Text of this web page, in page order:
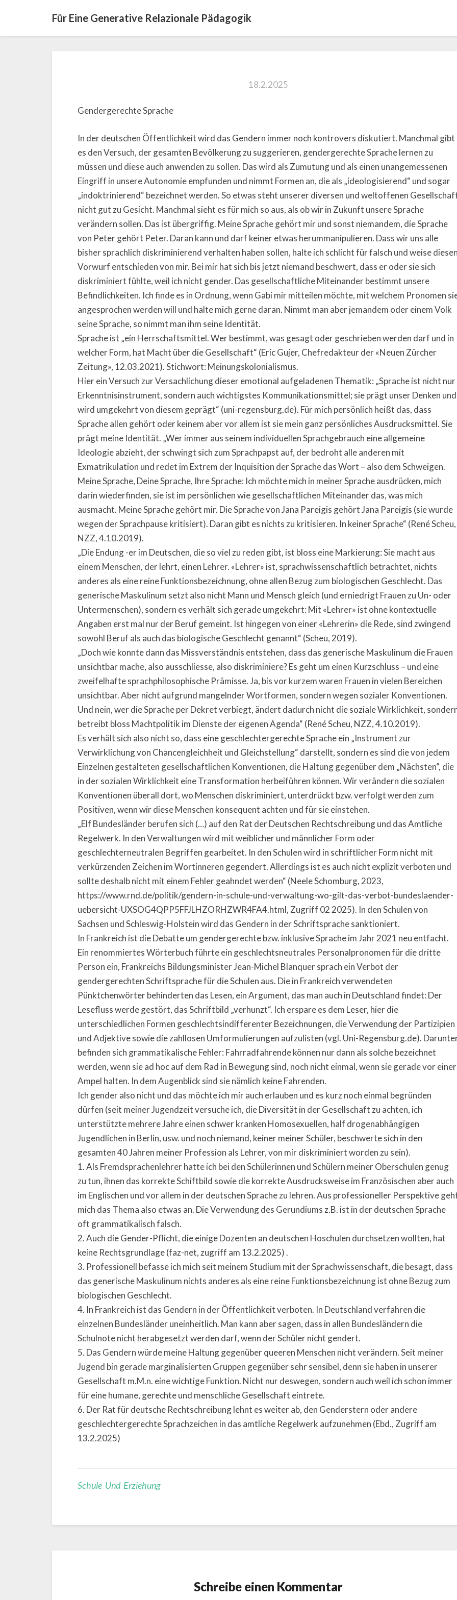
Für Eine Generative Relazionale Pädagogik
18.2.2025
Gendergerechte Sprache
In der deutschen Öffentlichkeit wird das Gendern immer noch kontrovers diskutiert. Manchmal gibt
es den Versuch, der gesamten Bevölkerung zu suggerieren, gendergerechte Sprache lernen zu
müssen und diese auch anwenden zu sollen. Das wird als Zumutung und als einen unangemessenen
Eingriff in unsere Autonomie empfunden und nimmt Formen an, die als „ideologisierend“ und sogar
„indoktrinierend“ bezeichnet werden. So etwas steht unserer diversen und weltoffenen
nicht gut zu Gesicht. Manchmal sieht es für mich so aus, als ob wir in Zukunft unsere Sprache
verändern sollen. Das ist übergriffig. Meine Sprache gehört mir und sonst niemandem, die Sprache
von Peter gehört Peter. Daran kann und darf keiner etwas herummanipulieren. Dass wir uns alle
bisher sprachlich diskriminierend verhalten haben sollen, halte ich schlicht für falsch und weise
Vorwurf entschieden von mir. Bei mir hat sich bis jetzt niemand beschwert, dass er oder sie sich
diskriminiert fühlte, weil ich nicht gender. Das gesellschaftliche Miteinander bestimmt unsere
Befindlichkeiten. Ich finde es in Ordnung, wenn Gabi mir mitteilen möchte, mit welchem Pronomen
angesprochen werden will und halte mich gerne daran. Nimmt man aber jemandem oder einem Volk
seine Sprache, so nimmt man ihm seine Identität.
Sprache ist „ein Herrschaftsmittel. Wer bestimmt, was gesagt oder geschrieben werden darf und in
welcher Form, hat Macht über die Gesellschaft“ (Eric Gujer, Chefredakteur der «Neuen Zürcher
Zeitung», 12.03.2021). Stichwort: Meinungskolonialismus.
Hier ein Versuch zur Versachlichung dieser emotional aufgeladenen Thematik: „Sprache ist nicht nur
Erkenntnisinstrument, sondern auch wichtigstes Kommunikationsmittel; sie prägt unser Denken und
wird umgekehrt von diesem geprägt“ (uni-regensburg.de). Für mich persönlich heißt das, dass
Sprache allen gehört oder keinem aber vor allem ist sie mein ganz persönliches Ausdrucksmittel. Sie
prägt meine Identität. „Wer immer aus seinem individuellen Sprachgebrauch eine allgemeine
Ideologie abzieht, der schwingt sich zum Sprachpapst auf, der bedroht alle anderen mit
Exmatrikulation und redet im Extrem der Inquisition der Sprache das Wort – also dem Schweigen.
Meine Sprache, Deine Sprache, Ihre Sprache: Ich möchte mich in meiner Sprache ausdrücken, mich
darin wiederfinden, sie ist im persönlichen wie gesellschaftlichen Miteinander das, was mich
ausmacht. Meine Sprache gehört mir. Die Sprache von Jana Pareigis gehört Jana Pareigis (sie wurde
wegen der Sprachpause kritisiert). Daran gibt es nichts zu kritisieren. In keiner Sprache“ (René Scheu,
NZZ, 4.10.2019).
„Die Endung -er im Deutschen, die so viel zu reden gibt, ist bloss eine Markierung: Sie macht aus
einem Menschen, der lehrt, einen Lehrer. «Lehrer» ist, sprachwissenschaftlich betrachtet, nichts
anderes als eine reine Funktionsbezeichnung, ohne allen Bezug zum biologischen Geschlecht. Das
generische Maskulinum setzt also nicht Mann und Mensch gleich (und erniedrigt Frauen zu Un- oder
Untermenschen), sondern es verhält sich gerade umgekehrt: Mit «Lehrer» ist ohne kontextuelle
Angaben erst mal nur der Beruf gemeint. Ist hingegen von einer «Lehrerin» die Rede, sind zwingend
sowohl Beruf als auch das biologische Geschlecht genannt“ (Scheu, 2019).
„Doch wie konnte dann das Missverständnis entstehen, dass das generische Maskulinum die Frauen
unsichtbar mache, also ausschliesse, also diskriminiere? Es geht um einen Kurzschluss – und eine
zweifelhafte sprachphilosophische Prämisse. Ja, bis vor kurzem waren Frauen in vielen Bereichen
unsichtbar. Aber nicht aufgrund mangelnder Wortformen, sondern wegen sozialer Konventionen.
Und nein, wer die Sprache per Dekret verbiegt, ändert dadurch nicht die soziale Wirklichkeit,
betreibt bloss Machtpolitik im Dienste der eigenen Agenda“ (René Scheu, NZZ, 4.10.2019).
Es verhält sich also nicht so, dass eine geschlechtergerechte Sprache ein „Instrument zur
Verwirklichung von Chancengleichheit und Gleichstellung“ darstellt, sondern es sind die von jedem
Einzelnen gestalteten gesellschaftlichen Konventionen, die Haltung gegenüber dem „Nächsten“, die
in der sozialen Wirklichkeit eine Transformation herbeiführen können. Wir verändern die sozialen
Konventionen überall dort, wo Menschen diskriminiert, unterdrückt bzw. verfolgt werden zum
Positiven, wenn wir diese Menschen konsequent achten und für sie einstehen.
„Elf Bundesländer berufen sich (…) auf den Rat der Deutschen Rechtschreibung und das Amtliche
Regelwerk. In den Verwaltungen wird mit weiblicher und männlicher Form oder
geschlechterneutralen Begriffen gearbeitet. In den Schulen wird in schriftlicher Form nicht mit
verkürzenden Zeichen im Wortinneren gegendert. Allerdings ist es auch nicht explizit verboten und
sollte deshalb nicht mit einem Fehler geahndet werden“ (Neele Schomburg, 2023,
https://www.rnd.de/politik/gendern-in-schule-und-verwaltung-wo-gilt-das-verbot-bundeslaender-
uebersicht-UXSOG4QPP5FFJLHZORHZWR4FA4.html, Zugriff 02 2025). In den Schulen von
Sachsen und Schleswig-Holstein wird das Gendern in der Schriftsprache sanktioniert.
In Frankreich ist die Debatte um gendergerechte bzw. inklusive Sprache im Jahr 2021 neu entfacht.
Ein renommiertes Wörterbuch führte ein geschlechtsneutrales Personalpronomen für die dritte
Person ein, Frankreichs Bildungsminister Jean-Michel Blanquer sprach ein Verbot der
gendergerechten Schriftsprache für die Schulen aus. Die in Frankreich verwendeten
Pünktchenwörter behinderten das Lesen, ein Argument, das man auch in Deutschland findet: Der
Lesefluss werde gestört, das Schriftbild „verhunzt“. Ich erspare es dem Leser, hier die
unterschiedlichen Formen geschlechtsindifferenter Bezeichnungen, die Verwendung der Partizipien
und Adjektive sowie die zahllosen Umformulierungen aufzulisten (vgl. Uni-Regensburg.de).
befinden sich grammatikalische Fehler: Fahrradfahrende können nur dann als solche bezeichnet
werden, wenn sie ad hoc auf dem Rad in Bewegung sind, noch nicht einmal, wenn sie gerade vor einer
Ampel halten. In dem Augenblick sind sie nämlich keine Fahrenden.
Ich gender also nicht und das möchte ich mir auch erlauben und es kurz noch einmal begründen
dürfen (seit meiner Jugendzeit versuche ich, die Diversität in der Gesellschaft zu achten, ich
unterstützte mehrere Jahre einen schwer kranken Homosexuellen, half drogenabhängigen
Jugendlichen in Berlin, usw. und noch niemand, keiner meiner Schüler, beschwerte sich in den
gesamten 40 Jahren meiner Profession als Lehrer, von mir diskriminiert worden zu sein).
1. Als Fremdsprachenlehrer hatte ich bei den Schülerinnen und Schülern meiner Oberschulen genug
zu tun, ihnen das korrekte Schiftbild sowie die korrekte Ausdrucksweise im Französischen aber auch
im Englischen und vor allem in der deutschen Sprache zu lehren. Aus professioneller Perspektive
mich das Thema also etwas an. Die Verwendung des Gerundiums z.B. ist in der deutschen Sprache
oft grammatikalisch falsch.
2. Auch die Gender-Pflicht, die einige Dozenten an deutschen Hoschulen durchsetzen wollten, hat
keine Rechtsgrundlage (faz-net, zugriff am 13.2.2025) .
3. Professionell befasse ich mich seit meinem Studium mit der Sprachwissenschaft, die besagt, dass
das generische Maskulinum nichts anderes als eine reine Funktionsbezeichnung ist ohne Bezug zum
biologischen Geschlecht.
4. In Frankreich ist das Gendern in der Öffentlichkeit verboten. In Deutschland verfahren die
einzelnen Bundesländer uneinheitlich. Man kann aber sagen, dass in allen Bundesländern die
Schulnote nicht herabgesetzt werden darf, wenn der Schüler nicht gendert.
5. Das Gendern würde meine Haltung gegenüber queeren Menschen nicht verändern. Seit meiner
Jugend bin gerade marginalisierten Gruppen gegenüber sehr sensibel, denn sie haben in unserer
Gesellschaft m.M.n. eine wichtige Funktion. Nicht nur deswegen, sondern auch weil ich schon immer
für eine humane, gerechte und menschliche Gesellschaft eintrete.
6. Der Rat für deutsche Rechtschreibung lehnt es weiter ab, den Genderstern oder andere
geschlechtergerechte Sprachzeichen in das amtliche Regelwerk aufzunehmen (Ebd., Zugriff am
13.2.2025)
Schule Und Erziehung
Schreibe einen Kommentar